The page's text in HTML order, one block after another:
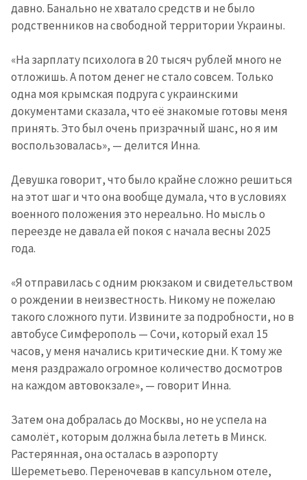
давно. Банально не хватало средств и не было
родственников на свободной территории Украины.
«На зарплату психолога в 20 тысяч рублей много не
отложишь. А потом денег не стало совсем. Только
одна моя крымская подруга с украинскими
документами сказала, что её знакомые готовы меня
принять. Это был очень призрачный шанс, но я им
воспользовалась», — делится Инна.
Девушка говорит, что было крайне сложно решиться
на этот шаг и что она вообще думала, что в условиях
военного положения это нереально. Но мысль о
переезде не давала ей покоя с начала весны 2025
года.
«Я отправилась с одним рюкзаком и свидетельством
о рождении в неизвестность. Никому не пожелаю
такого сложного пути. Извините за подробности, но в
автобусе Симферополь — Сочи, который ехал 15
часов, у меня начались критические дни. К тому же
меня раздражало огромное количество досмотров
на каждом автовокзале», — говорит Инна.
Затем она добралась до Москвы, но не успела на
самолёт, которым должна была лететь в Минск.
Растерянная, она осталась в аэропорту
Шереметьево. Переночевав в капсульном отеле,